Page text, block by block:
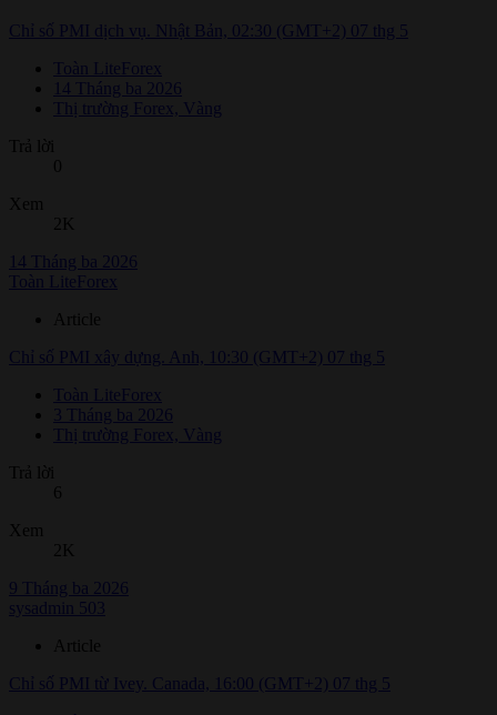
Chỉ số PMI dịch vụ. Nhật Bản, 02:30 (GMT+2) 07 thg 5
Toàn LiteForex
14 Tháng ba 2026
Thị trường Forex, Vàng
Trả lời
0
Xem
2K
14 Tháng ba 2026
Toàn LiteForex
Article
Chỉ số PMI xây dựng. Anh, 10:30 (GMT+2) 07 thg 5
Toàn LiteForex
3 Tháng ba 2026
Thị trường Forex, Vàng
Trả lời
6
Xem
2K
9 Tháng ba 2026
sysadmin 503
Article
Chỉ số PMI từ Ivey. Canada, 16:00 (GMT+2) 07 thg 5